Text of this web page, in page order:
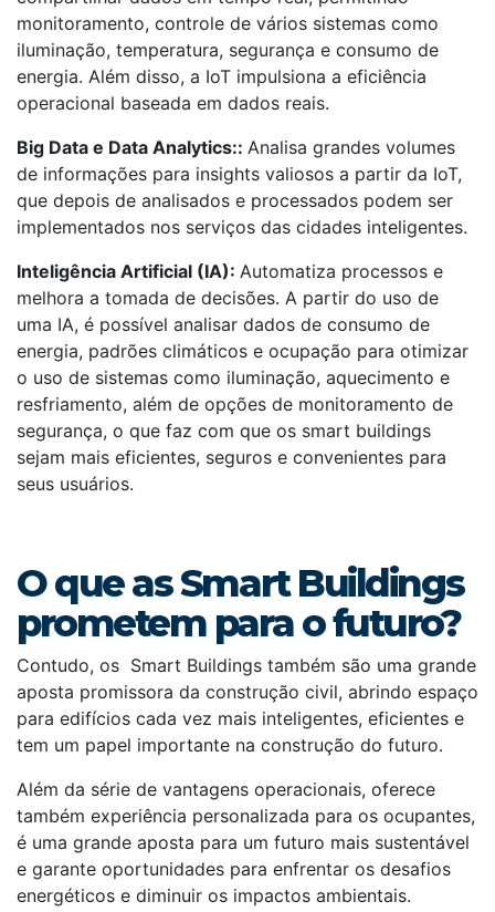
monitoramento, controle de vários sistemas como
iluminação, temperatura, segurança e consumo de
energia. Além disso, a IoT impulsiona a eficiência
operacional baseada em dados reais.
Big Data e Data Analytics:: Analisa grandes volumes
de informações para insights valiosos a partir da IoT,
que depois de analisados e processados podem ser
implementados nos serviços das cidades inteligentes.
Inteligência Artificial (IA): Automatiza processos e
melhora a tomada de decisões. A partir do uso de
uma IA, é possível analisar dados de consumo de
energia, padrões climáticos e ocupação para otimizar
o uso de sistemas como iluminação, aquecimento e
resfriamento, além de opções de monitoramento de
segurança, o que faz com que os smart buildings
sejam mais eficientes, seguros e convenientes para
seus usuários.
O que as Smart Buildings
prometem para o futuro?
Contudo, os Smart Buildings também são uma grande
aposta promissora da construção civil, abrindo espaço
para edifícios cada vez mais inteligentes, eficientes e
tem um papel importante na construção do futuro.
Além da série de vantagens operacionais, oferece
também experiência personalizada para os ocupantes,
é uma grande aposta para um futuro mais sustentável
e garante oportunidades para enfrentar os desafios
energéticos e diminuir os impactos ambientais.